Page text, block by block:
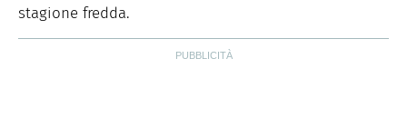
stagione fredda.